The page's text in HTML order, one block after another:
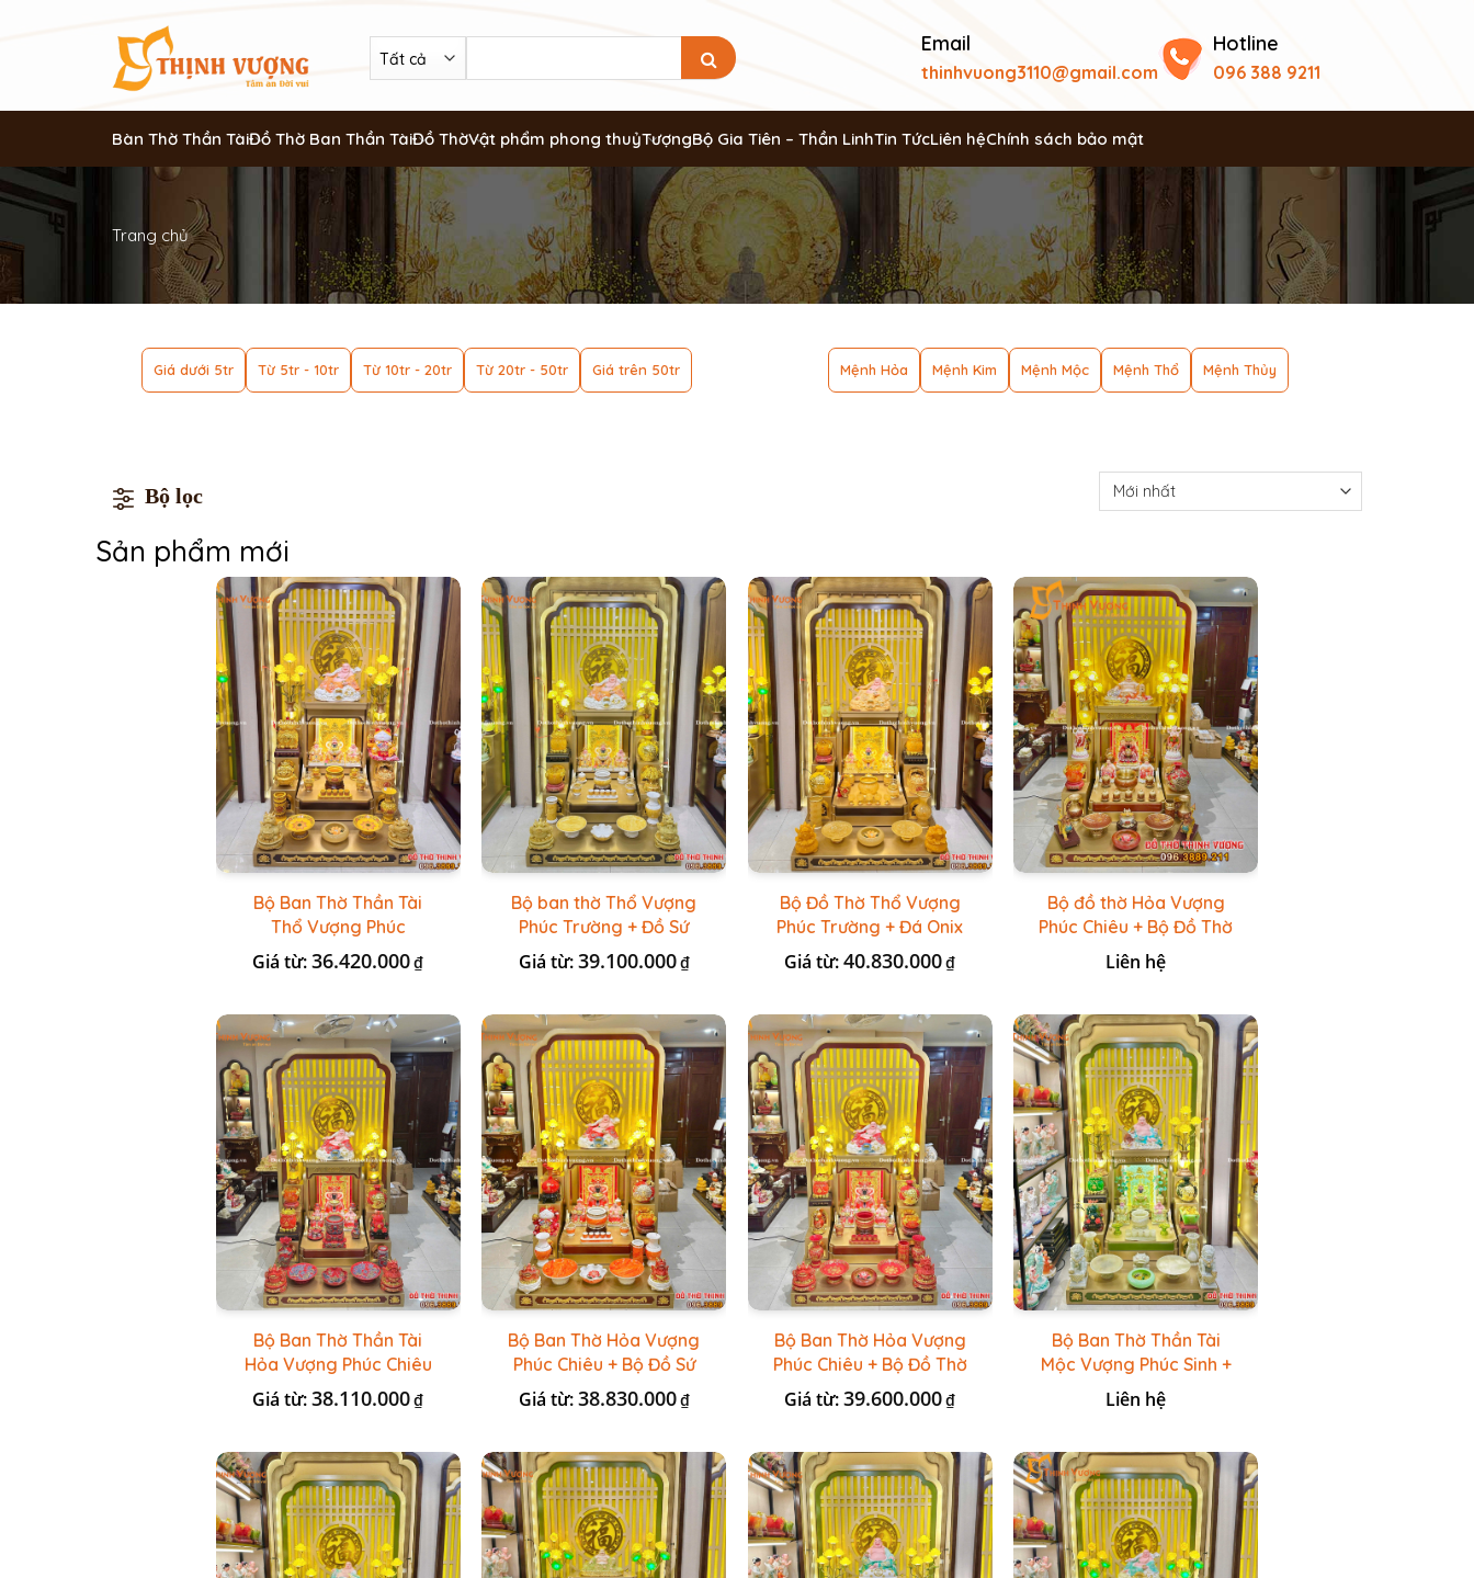
Email
thinhvuong3110@gmail.com
Hotline
096 388 9211
Bàn Thờ Thần TàiĐồ Thờ Ban Thần TàiĐồ ThờVật phẩm phong thuỷTượngBộ Gia Tiên – Thần LinhTin TứcLiên hệChính sách bảo mật
Trang chủ
Giá dưới 5tr Từ 5tr - 10tr Từ 10tr - 20tr Từ 20tr - 50tr Giá trên 50tr Mệnh Hỏa Mệnh Kim Mệnh Mộc Mệnh Thổ Mệnh Thủy
Bộ lọc
Sản phẩm mới
Bộ Ban Thờ Thần Tài
Thổ Vượng Phúc
Trường + Bộ Đồ Sứ Cao
Cấp Gấm Vàng
Giá từ:36.420.000₫
Bộ ban thờ Thổ Vượng
Phúc Trường + Đồ Sứ
Vàng Đá Cao Cấp
Giá từ:39.100.000₫
Bộ Đồ Thờ Thổ Vượng
Phúc Trường + Đá Onix
Vàng
Giá từ:40.830.000₫
Bộ đồ thờ Hỏa Vượng
Phúc Chiêu + Bộ Đồ Thờ
Đá Đỏ Bọc Đồng Cao
cấp
Liên hệ
Bộ Ban Thờ Thần Tài
Hỏa Vượng Phúc Chiêu
+ Bộ Đồ Thờ Nổi Đỏ BT
Giá từ:38.110.000₫
Bộ Ban Thờ Hỏa Vượng
Phúc Chiêu + Bộ Đồ Sứ
Đá Đỏ HR
Giá từ:38.830.000₫
Bộ Ban Thờ Hỏa Vượng
Phúc Chiêu + Bộ Đồ Thờ
Đài Loan Gấm Đỏ
Giá từ:39.600.000₫
Bộ Ban Thờ Thần Tài
Mộc Vượng Phúc Sinh +
Bộ Đồ Thờ Đá Ngọc
Hoàng Long
Liên hệ